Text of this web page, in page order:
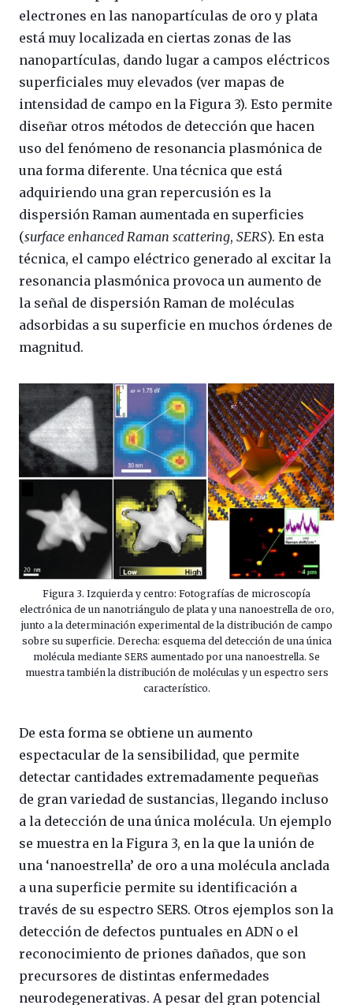
electrones en las nanopartículas de oro y plata
está muy localizada en ciertas zonas de las
nanopartículas, dando lugar a campos eléctricos
superficiales muy elevados (ver mapas de
intensidad de campo en la Figura 3). Esto permite
diseñar otros métodos de detección que hacen
uso del fenómeno de resonancia plasmónica de
una forma diferente. Una técnica que está
adquiriendo una gran repercusión es la
dispersión Raman aumentada en superficies
(surface enhanced Raman scattering, SERS). En esta
técnica, el campo eléctrico generado al excitar la
resonancia plasmónica provoca un aumento de
la señal de dispersión Raman de moléculas
adsorbidas a su superficie en muchos órdenes de
magnitud.
Figura 3. Izquierda y centro: Fotografías de microscopía
electrónica de un nanotriángulo de plata y una nanoestrella de oro,
junto a la determinación experimental de la distribución de campo
sobre su superficie. Derecha: esquema del detección de una única
molécula mediante SERS aumentado por una nanoestrella. Se
muestra también la distribución de moléculas y un espectro sers
característico.
De esta forma se obtiene un aumento
espectacular de la sensibilidad, que permite
detectar cantidades extremadamente pequeñas
de gran variedad de sustancias, llegando incluso
a la detección de una única molécula. Un ejemplo
se muestra en la Figura 3, en la que la unión de
una ‘nanoestrella’ de oro a una molécula anclada
a una superficie permite su identificación a
través de su espectro SERS. Otros ejemplos son la
detección de defectos puntuales en ADN o el
reconocimiento de priones dañados, que son
precursores de distintas enfermedades
neurodegenerativas. A pesar del gran potencial